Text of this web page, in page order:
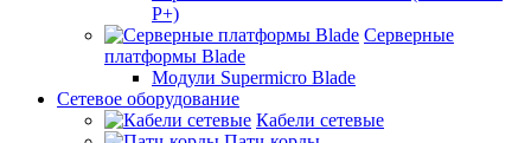
P+)
Серверные
платформы Blade
Модули Supermicro Blade
Сетевое оборудование
Кабели сетевые